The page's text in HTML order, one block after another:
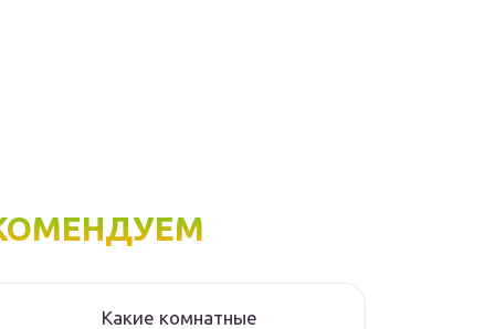
Какие комнатные